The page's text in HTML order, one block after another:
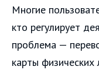
Многие
кто регулирует
проблема —
карты физических